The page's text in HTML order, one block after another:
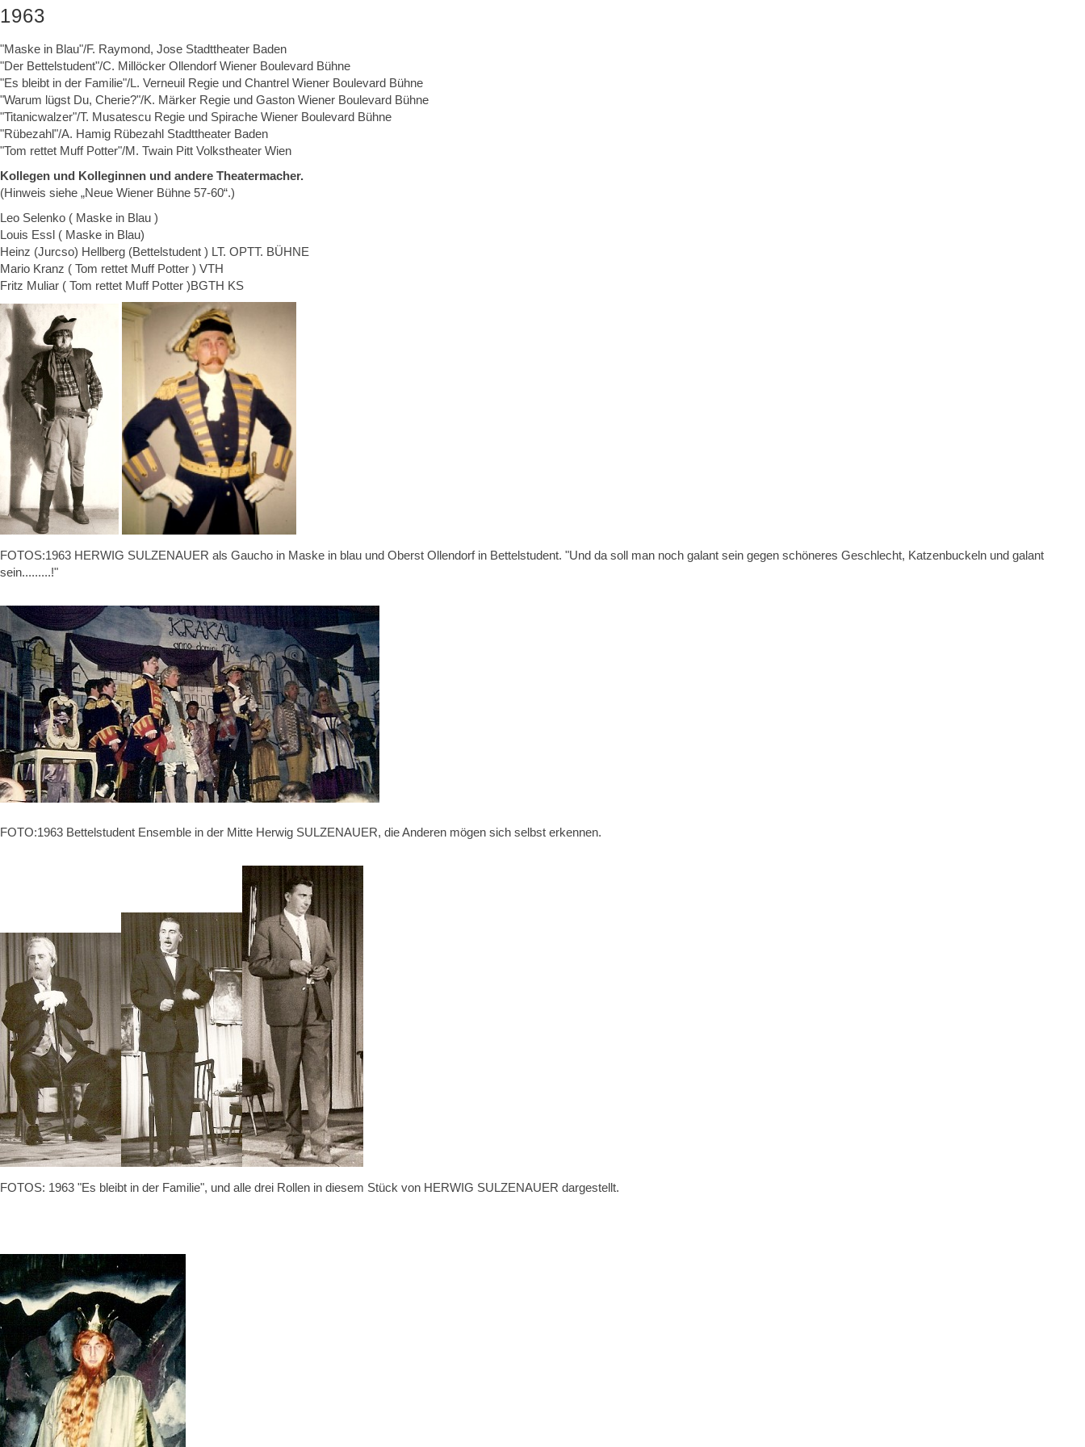
1963
"Maske in Blau"/F. Raymond, Jose Stadttheater Baden
"Der Bettelstudent"/C. Millöcker Ollendorf Wiener Boulevard Bühne
"Es bleibt in der Familie"/L. Verneuil Regie und Chantrel Wiener Boulevard Bühne
"Warum lügst Du, Cherie?"/K. Märker Regie und Gaston Wiener Boulevard Bühne
"Titanicwalzer"/T. Musatescu Regie und Spirache Wiener Boulevard Bühne
"Rübezahl"/A. Hamig Rübezahl Stadttheater Baden
"Tom rettet Muff Potter"/M. Twain Pitt Volkstheater Wien
Kollegen und Kolleginnen und andere Theatermacher.
(Hinweis siehe „Neue Wiener Bühne 57-60“.)
Leo Selenko ( Maske in Blau )
Louis Essl ( Maske in Blau)
Heinz (Jurcso) Hellberg (Bettelstudent ) LT. OPTT. BÜHNE
Mario Kranz ( Tom rettet Muff Potter ) VTH
Fritz Muliar ( Tom rettet Muff Potter )BGTH KS
FOTOS:1963 HERWIG SULZENAUER als Gaucho in Maske in blau und Oberst Ollendorf in Bettelstudent. "Und da soll man noch galant sein gegen schöneres Geschlecht, Katzenbuckeln und galant
sein.........!"
FOTO:1963 Bettelstudent Ensemble in der Mitte Herwig SULZENAUER, die Anderen mögen sich selbst erkennen.
FOTOS: 1963 "Es bleibt in der Familie", und alle drei Rollen in diesem Stück von HERWIG SULZENAUER dargestellt.